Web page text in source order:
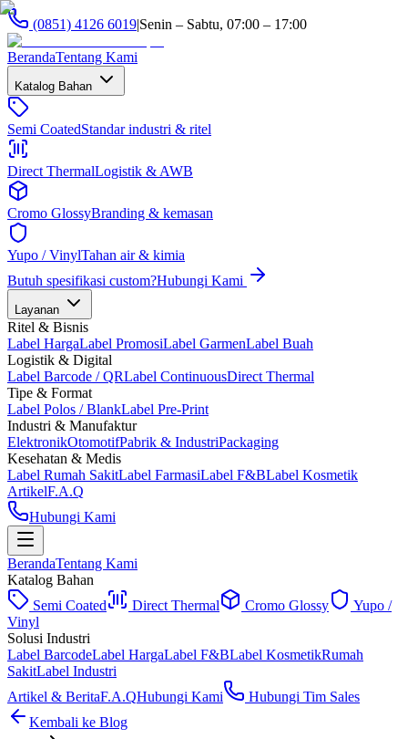
(0851) 4126 6019|Senin – Sabtu, 07:00 – 17:00
BerandaTentang Kami
Katalog Bahan
Semi CoatedStandar industri & ritel
Direct ThermalLogistik & AWB
Cromo GlossyBranding & kemasan
Yupo / VinylTahan air & kimia
Butuh spesifikasi custom?Hubungi Kami
Layanan
Ritel & Bisnis
Label HargaLabel PromosiLabel GarmenLabel Buah
Logistik & Digital
Label Barcode / QRLabel ContinuousDirect Thermal
Tipe & Format
Label Polos / BlankLabel Pre-Print
Industri & Manufaktur
ElektronikOtomotifPabrik & IndustriPackaging
Kesehatan & Medis
Label Rumah SakitLabel FarmasiLabel F&BLabel Kosmetik
ArtikelF.A.Q
Hubungi Kami
BerandaTentang Kami
Katalog Bahan
Semi Coated
Direct Thermal Cromo Glossy
Yupo /
Vinyl
Solusi Industri
Label BarcodeLabel HargaLabel F&BLabel KosmetikRumah
SakitLabel Industri
Artikel & BeritaF.A.QHubungi Kami
Hubungi Tim Sales
Kembali ke Blog